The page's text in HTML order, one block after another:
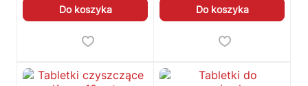
Do koszyka Do koszyka